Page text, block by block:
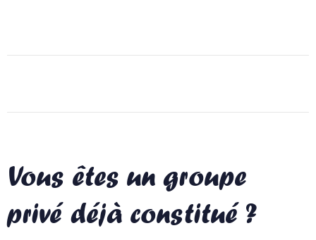
Vous êtes un groupe
privé déjà constitué ?